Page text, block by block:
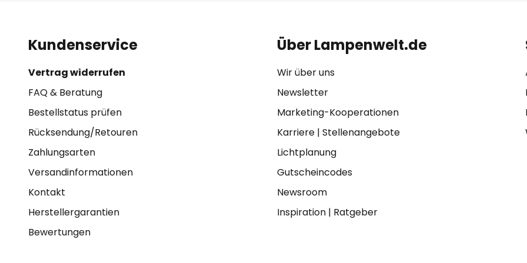
Kundenservice
Vertrag widerrufen
FAQ & Beratung
Bestellstatus prüfen
Rücksendung/Retouren
Zahlungsarten
Versandinformationen
Kontakt
Herstellergarantien
Bewertungen
Über Lampenwelt.de
Wir über uns
Newsletter
Marketing-Kooperationen
Karriere| Stellenangebote
Lichtplanung
Gutscheincodes
Newsroom
Inspiration| Ratgeber